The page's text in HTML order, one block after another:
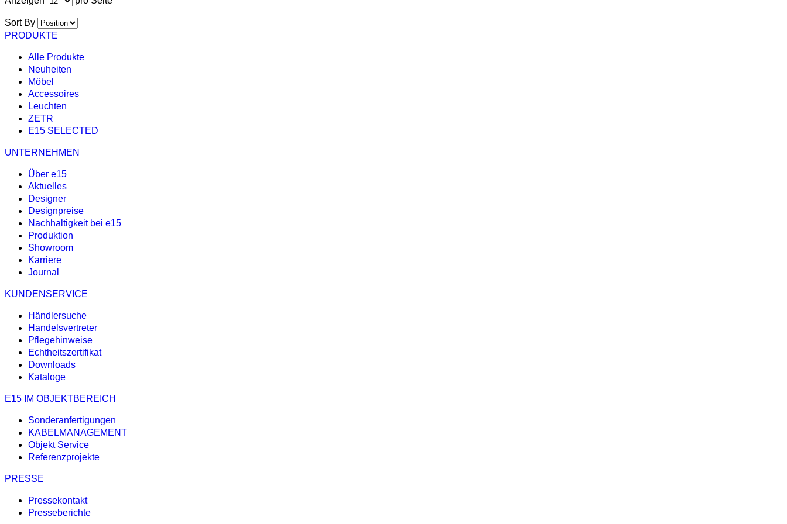
Sort By
PRODUKTE
Alle Produkte
Neuheiten
Möbel
Accessoires
Leuchten
ZETR
E15 SELECTED
UNTERNEHMEN
Über e15
Aktuelles
Designer
Designpreise
Nachhaltigkeit bei e15
Produktion
Showroom
Karriere
Journal
KUNDENSERVICE
Händlersuche
Handelsvertreter
Pflegehinweise
Echtheitszertifikat
Downloads
Kataloge
E15 IM OBJEKTBEREICH
Sonderanfertigungen
KABELMANAGEMENT
Objekt Service
Referenzprojekte
PRESSE
Pressekontakt
Presseberichte